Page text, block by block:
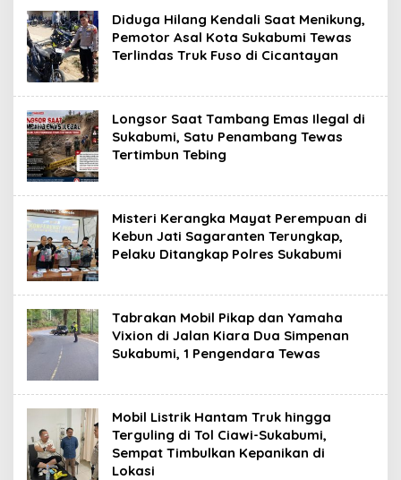
Diduga Hilang Kendali Saat Menikung,
Pemotor Asal Kota Sukabumi Tewas
Terlindas Truk Fuso di Cicantayan
Longsor Saat Tambang Emas Ilegal di
Sukabumi, Satu Penambang Tewas
Tertimbun Tebing
Misteri Kerangka Mayat Perempuan di
Kebun Jati Sagaranten Terungkap,
Pelaku Ditangkap Polres Sukabumi
Tabrakan Mobil Pikap dan Yamaha
Vixion di Jalan Kiara Dua Simpenan
Sukabumi, 1 Pengendara Tewas
Mobil Listrik Hantam Truk hingga
Terguling di Tol Ciawi-Sukabumi,
Sempat Timbulkan Kepanikan di
Lokasi